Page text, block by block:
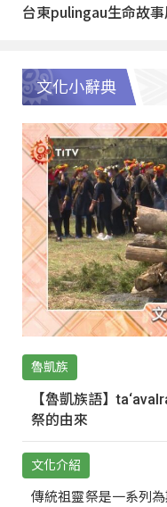
台東pulingau生命故
文化小辭典
魯凱族
【魯凱族語】
祭的由來
文化介紹
傳統祖靈祭是一系列